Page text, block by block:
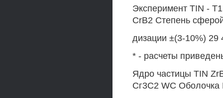
Эксперимент TIN -
CrB2 Степень
дизации ±(3-10%) 29
* - расчеты
Ядро частицы TIN
Сг3С2 WC Оболочка